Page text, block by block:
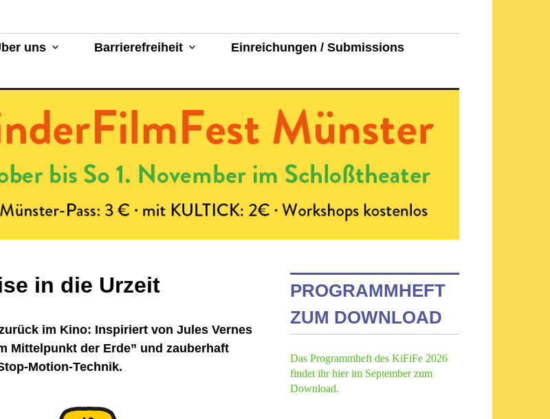
uns Barrierefreiheit
Einreichungen / Submissions
in die Urzeit
im Kino: Inspiriert von Jules Vernes
Mittelpunkt der Erde” und zauberhaft
-Motion-Technik.
PROGRAMMHEFT
ZUM DOWNLOAD
Das Programmheft des KiFiFe 2026
findet ihr hier im September zum
Download.